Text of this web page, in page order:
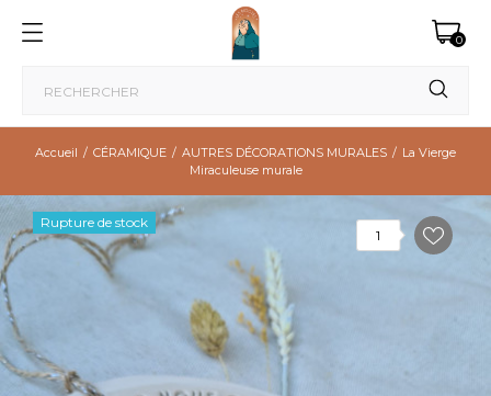
0
Accueil CÉRAMIQUE AUTRES DÉCORATIONS MURALES
La Vierge
Miraculeuse murale
1
Rupture de stock